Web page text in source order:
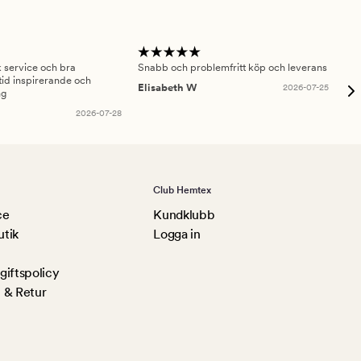
service och bra
inspirerande och
2026-07-28
Snabb och problemfritt köp och leverans
Elisabeth W
2026-07-25
Retur
Club Hemtex
Kundklubb
Logga in